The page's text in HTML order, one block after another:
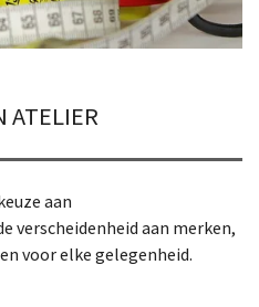
ATELIER
aan
verscheidenheid aan merken,
voor elke gelegenheid.